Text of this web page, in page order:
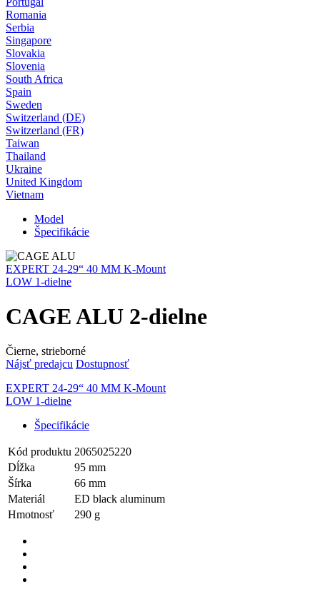
Romania
Serbia
Singapore
Slovakia
Slovenia
South Africa
Spain
Sweden
Switzerland (DE)
Switzerland (FR)
Taiwan
Thailand
Ukraine
United Kingdom
Vietnam
Model
Špecifikácie
EXPERT 24-29“ 40 MM K-Mount
LOW 1-dielne
CAGE ALU 2-dielne
Čierne, strieborné
Nájsť predajcu Dostupnosť
EXPERT 24-29“ 40 MM K-Mount
LOW 1-dielne
Špecifikácie
Kód produktu 2065025220
Dĺžka
95 mm
Šírka
66 mm
Materiál
ED black aluminum
Hmotnosť
290 g